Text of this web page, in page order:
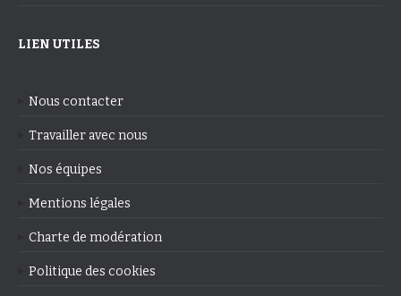
LIEN UTILES
Nous contacter
Travailler avec nous
Nos équipes
Mentions légales
Charte de modération
Politique des cookies